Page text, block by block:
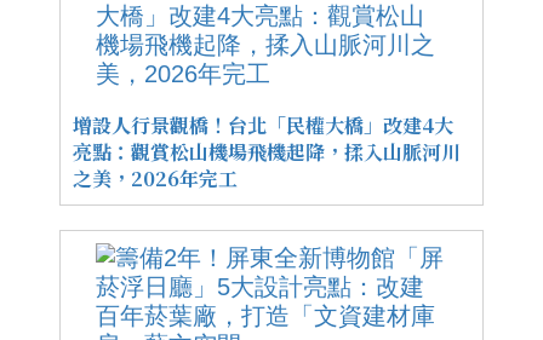
增設人行景觀橋！台北「民權大橋」改建4大
亮點：觀賞松山機場飛機起降，揉入山脈河川
之美，2026年完工